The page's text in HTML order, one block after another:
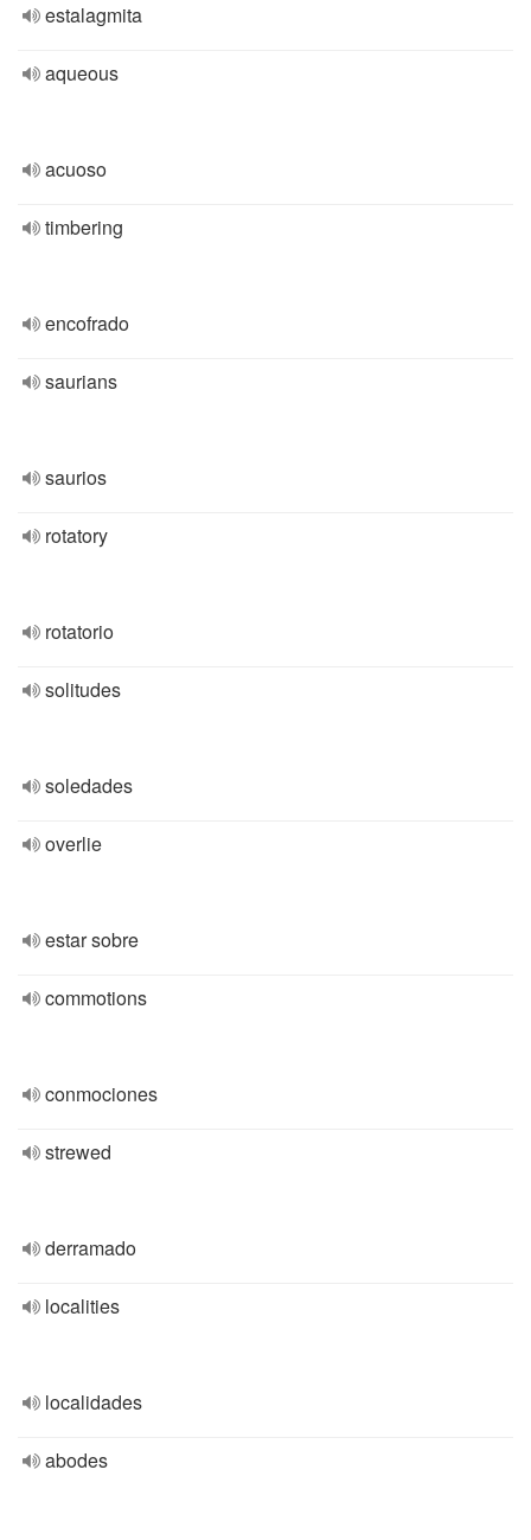
estalagmita
aqueous
acuoso
timbering
encofrado
saurians
saurios
rotatory
rotatorio
solitudes
soledades
overlie
estar sobre
commotions
conmociones
strewed
derramado
localities
localidades
abodes